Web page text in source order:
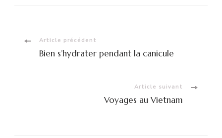
Navigation
Article précédent
Bien s’hydrater pendant la canicule
Article suivant
Voyages au Vietnam